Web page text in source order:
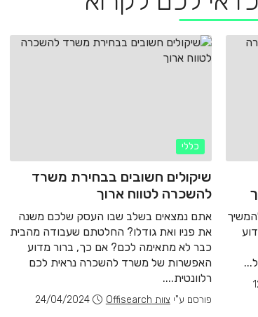
כללי
שיקולים חשובים בבחירת משרד
להשכרה לטווח ארוך
אתם נמצאים בשלב שבו העסק שלכם משנה
את פניו ואת גודלו? החלטתם שעבודה מהבית
כבר לא מתאימה לכם? אם כך, ברור מדוע
האפשרות של משרד להשכרה נראית לכם
רלוונטית....
פורסם ע"י צוות Offisearch 24/04/2024